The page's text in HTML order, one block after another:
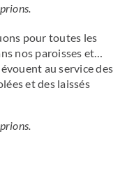
pour toutes les
nos paroisses et…
au service des
et des laissés